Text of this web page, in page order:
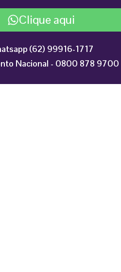
Clique aqui
(62) 99916-1717
Nacional - 0800 878 9700